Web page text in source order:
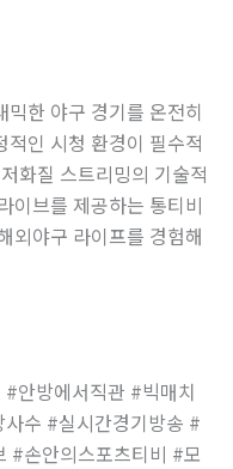
한 야구 경기를 온전히
인 시청 환경이 필수적
화질 스트리밍의 기술적
이브를 제공하는 통티비
외야구 라이프를 경험해
안방에서직관 #빅매치
수 #실시간경기방송 #
#손안의스포츠티비 #모